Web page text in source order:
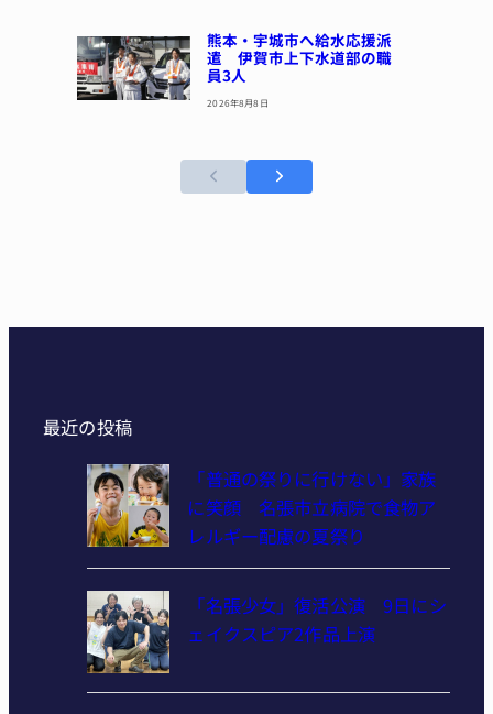
熊本・宇城市へ給水応援派
遣 伊賀市上下水道部の職
員3人
2026年8月8日
最近の投稿
「普通の祭りに行けない」家族
に笑顔 名張市立病院で食物ア
レルギー配慮の夏祭り
「名張少女」復活公演 9日にシ
ェイクスピア2作品上演